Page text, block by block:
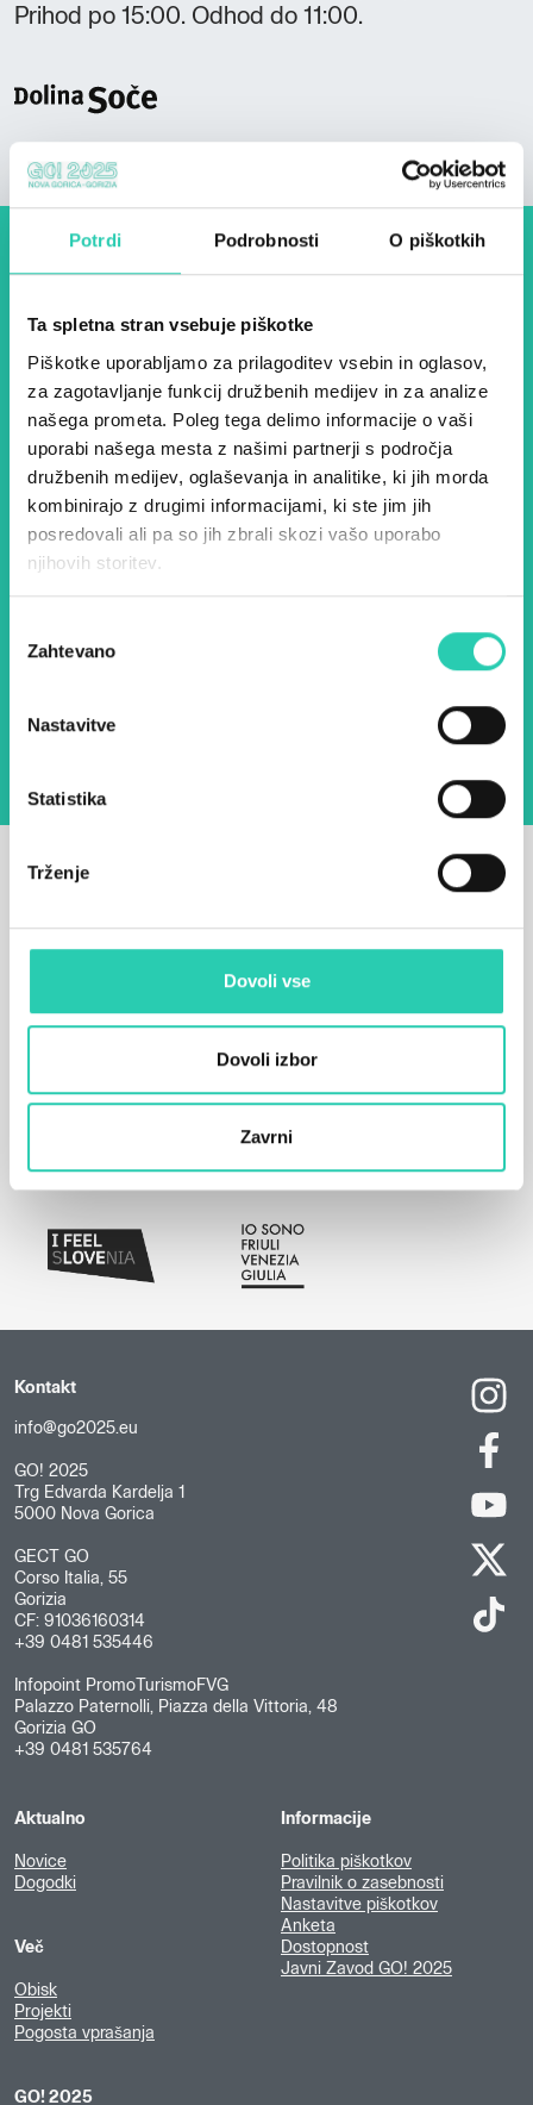
Potrdi Podrobnosti O piškotkih
Ta spletna stran vsebuje piškotke
Piškotke uporabljamo za prilagoditev vsebin in oglasov,
za zagotavljanje funkcij družbenih medijev in za analize
našega prometa. Poleg tega delimo informacije o vaši
uporabi našega mesta z našimi partnerji s področja
družbenih medijev, oglaševanja in analitike, ki jih morda
kombinirajo z drugimi informacijami, ki ste jim jih
posredovali ali pa so jih zbrali skozi vašo uporabo
njihovih storitev.
soglasja
Zahtevano
Nastavitve
Statistika
Trženje
Dovoli vse
Dovoli izbor
Zavrni
Prihod po 15:00. Odhod do 11:00.
Dogodki, članki in zgodbe iz
evropske prestolnice kulture
– prijavite se na naš novičnik
in ostanite na tekočem z
našimi aktivnostmi.
Ime * Priimek *
E-pošta *
Kontakt
info@go2025.eu
GO! 2025
Trg Edvarda Kardelja 1
5000 Nova Gorica
GECT GO
Corso Italia, 55
Gorizia
CF: 91036160314
+39 0481 535446
Infopoint PromoTurismoFVG
Palazzo Paternolli, Piazza della Vittoria, 48
Gorizia GO
+39 0481 535764
Aktualno
Novice
Dogodki
Več
Obisk
Projekti
Pogosta vprašanja
GO! 2025
Informacije
Politika piškotkov
Pravilnik o zasebnosti
Nastavitve piškotkov
Anketa
Dostopnost
Javni Zavod GO! 2025